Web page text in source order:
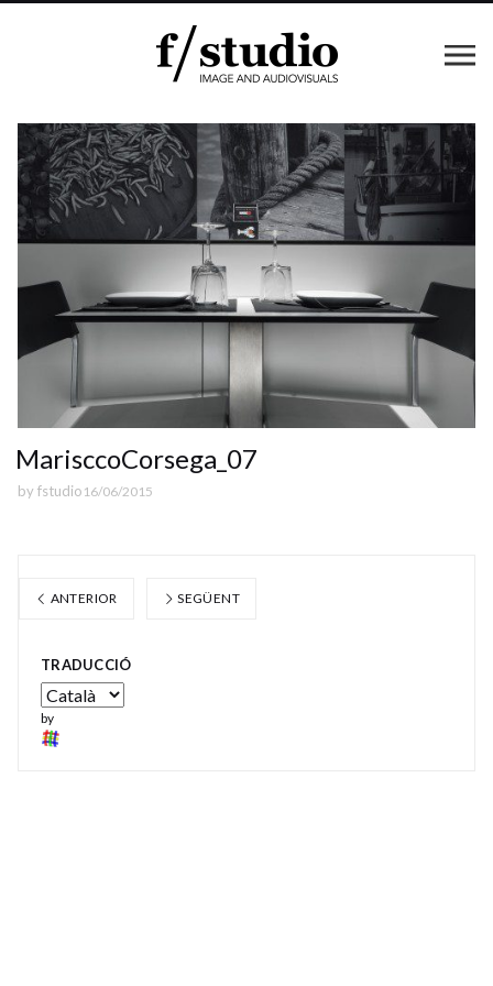
MarisccoCorsega_07
by fstudio 16/06/2015
ANTERIOR SEGÜENT
TRADUCCIÓ
by